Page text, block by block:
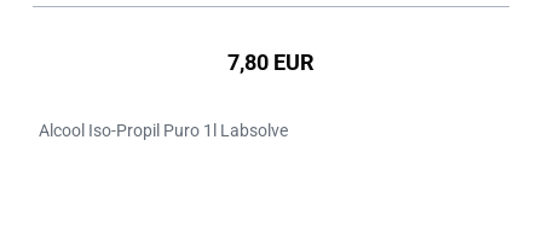
7,80 EUR
Alcool Iso-Propil Puro 1l Labsolve